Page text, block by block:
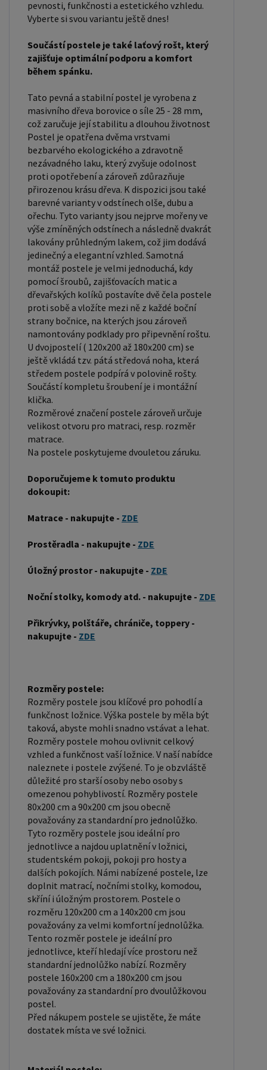
vzhled a funkčnost vaší ložnice. V naší nabídce
naleznete i postele zvýšené. To je obzvláště
důležité pro starší osoby nebo osoby s omezenou
pohyblivostí. Rozměry postele 80x200 cm a
90x200 cm jsou obecně považovány za standardní
pro jednolůžko. Tyto rozměry postele jsou ideální
pro jednotlivce a najdou uplatnění v ložnici,
studentském pokoji, pokoji pro hosty a dalších
pokojích. Námi nabízené postele, lze doplnit
matrací, nočními stolky, komodou, skříní i úložným
prostorem. Postele o rozměru 120x200 cm a
140x200 cm jsou považovány za velmi komfortní
jednolůžka. Tento rozměr postele je ideální pro
jednotlivce, kteří hledají více prostoru než
standardní jednolůžko nabízí. Rozměry postele
160x200 cm a 180x200 cm jsou považovány za
standardní pro dvoulůžkovou postel. Před
nákupem postele se ujistěte, že máte dostatek
místa ve své ložnici. Materiál postele: Masiv
borovice je typ dřeva, který je známý svou dobrou
pevností a dlouhou trvanlivostí. Borovicové dřevo
se řadí mezi měkké dřeviny. Je o malinko tvrdší
než masivní smrk, ale lépe se opracovává.
Borovicové dřevo vyniká krásnou barvou a
okouzlující kresbou. Má světlou barvu, která díky
obsahu jádra místy přechází až do oranžovo
hnědého nebo načervenalého odstínu. Tento
materiál je často používán v nábytkářství,
například pro výrobu postelí nebo knihoven.
Výrobky z masivu borovice jsou oblíbené pro svůj
přírodní vzhled a trvanlivost. Typ postele: Klasická
základních částí: rámu, roštu a matrace. Rám
postele může být vyroben z různých materiálů,
vkládá rošt. Matrace je položena na rošt a může
být vyrobena z různých materiálů, včetně pěny,
latexu nebo pružin. Matrace: Velikost matrace by
měla odpovídat rozměrům postele. Matrace se
dělí podle materiálu výroby na matrace z PUR
matrace, lamelové matrace, sendvičové matrace,
antibakteriální matrace. Matrace mohou být
měkké, středně tvrdé (H2, H3), tvrdé nebo velmi
tvrdé (H4). Tvrdost matrace je důležitý faktor,
který ovlivňuje pohodlí a podporu, kterou matrace
poskytuje. Při výběru matrace je důležité zvážit
několik faktorů, včetně vaší preferované polohy
spánku, vaší tělesné hmotnosti a jakékoliv
zdravotní problémy, které můžete mít. Laťkový
rošt ZDARMA: Laťkový rošt je ideální volbou pro ty,
kteří hledají kvalitní, pohodlný a cenově dostupný
podklad pod matraci. Laťkový rošt se skládá z
dřevěných lišt, které jsou spojeny textilií. Rošt
poskytuje dobrou podporu těla, cirkulaci vzduchu a
odvádění vlhkosti. Rošt postele je tvořen 12
příčkami, které jsou spojeny textilií, příčky roštu
jsou z masivu borovice. Mezery mezi příčkami jsou
cca 11 cm. Zpracování - lakovaná postel: Lakované
postele jsou oblíbené pro svůj elegantní vzhled a
odolnost. Lakovaný povrch je hladký, snadno se
čistí a je odolný vůči poškrábání a opotřebení.
Máte zájem o velkoobchodní spolupráci? Nebo
pevnosti, funkčnosti a estetického vzhledu.
Vyberte si svou variantu ještě dnes!
Součástí postele je také laťový rošt, který
zajišťuje optimální podporu a komfort
během spánku.
Tato pevná a stabilní postel je vyrobena z
masivního dřeva borovice o síle 25 - 28 mm,
což zaručuje její stabilitu a dlouhou životnost
Postel je opatřena dvěma vrstvami
bezbarvého ekologického a zdravotně
nezávadného laku, který zvyšuje odolnost
proti opotřebení a zároveň zdůrazňuje
přirozenou krásu dřeva. K dispozici jsou také
barevné varianty v odstínech olše, dubu a
ořechu. Tyto varianty jsou nejprve mořeny ve
výše zmíněných odstínech a následně dvakrát
lakovány průhledným lakem, což jim dodává
jedinečný a elegantní vzhled. Samotná
montáž postele je velmi jednoduchá, kdy
pomocí šroubů, zajišťovacích matic a
dřevařských kolíků postavíte dvě čela postele
proti sobě a vložíte mezi ně z každé boční
strany bočnice, na kterých jsou zároveň
namontovány podklady pro připevnění roštu.
U dvojpostelí ( 120x200 až 180x200 cm) se
ještě vkládá tzv. pátá středová noha, která
středem postele podpírá v polovině rošty.
Součástí kompletu šroubení je i montážní
klička.
Rozměrové značení postele zároveň určuje
velikost otvoru pro matraci, resp. rozměr
matrace.
Na postele poskytujeme dvouletou záruku.
Doporučujeme k tomuto produktu
dokoupit:
Matrace - nakupujte - ZDE
Prostěradla - nakupujte - ZDE
Úložný prostor - nakupujte - ZDE
Noční stolky, komody atd. - nakupujte - ZDE
Přikrývky, polštáře, chrániče, toppery -
nakupujte - ZDE
Rozměry postele:
Rozměry postele jsou klíčové pro pohodlí a
funkčnost ložnice. Výška postele by měla být
taková, abyste mohli snadno vstávat a lehat.
Rozměry postele mohou ovlivnit celkový
vzhled a funkčnost vaší ložnice. V naší nabídce
naleznete i postele zvýšené. To je obzvláště
důležité pro starší osoby nebo osoby s
omezenou pohyblivostí. Rozměry postele
80x200 cm a 90x200 cm jsou obecně
považovány za standardní pro jednolůžko.
Tyto rozměry postele jsou ideální pro
jednotlivce a najdou uplatnění v ložnici,
studentském pokoji, pokoji pro hosty a
dalších pokojích. Námi nabízené postele, lze
doplnit matrací, nočními stolky, komodou,
skříní i úložným prostorem. Postele o
rozměru 120x200 cm a 140x200 cm jsou
považovány za velmi komfortní jednolůžka.
Tento rozměr postele je ideální pro
jednotlivce, kteří hledají více prostoru než
standardní jednolůžko nabízí. Rozměry
postele 160x200 cm a 180x200 cm jsou
považovány za standardní pro dvoulůžkovou
postel.
Před nákupem postele se ujistěte, že máte
dostatek místa ve své ložnici.